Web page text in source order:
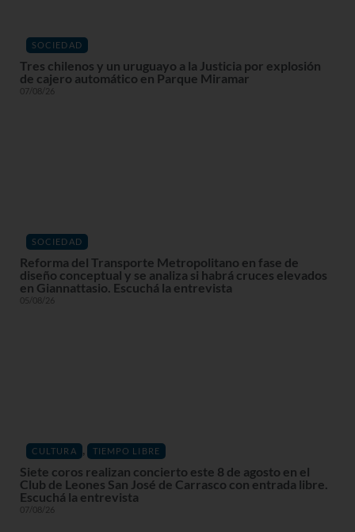
SOCIEDAD
Tres chilenos y un uruguayo a la Justicia por explosión
de cajero automático en Parque Miramar
07/08/26
SOCIEDAD
Reforma del Transporte Metropolitano en fase de
diseño conceptual y se analiza si habrá cruces elevados
en Giannattasio. Escuchá la entrevista
05/08/26
CULTURA , TIEMPO LIBRE
Siete coros realizan concierto este 8 de agosto en el
Club de Leones San José de Carrasco con entrada libre.
Escuchá la entrevista
07/08/26